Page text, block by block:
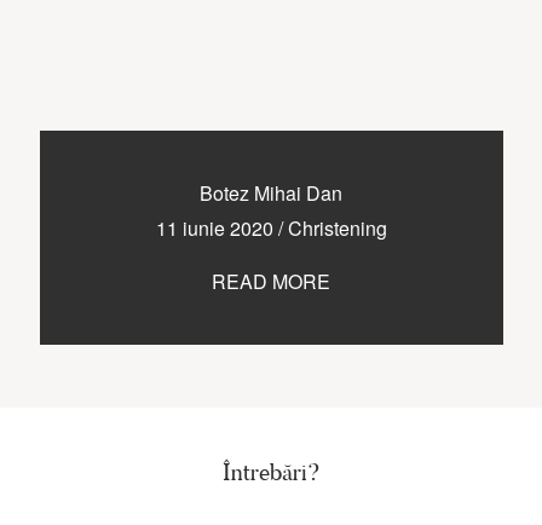
Botez Mihai Dan
11 iunie 2020 /Christening
READ MORE
CONTACT
Întrebări?